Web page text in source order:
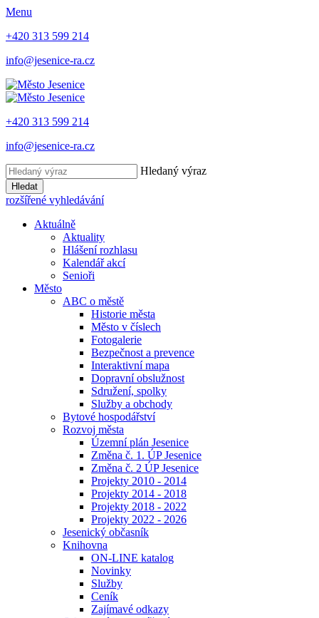
Menu
+420 313 599 214
info@jesenice-ra.cz
+420 313 599 214
info@jesenice-ra.cz
Hledaný výraz
Hledat
rozšířené vyhledávání
Aktuálně
Aktuality
Hlášení rozhlasu
Kalendář akcí
Senioři
Město
ABC o městě
Historie města
Město v číslech
Fotogalerie
Bezpečnost a prevence
Interaktivní mapa
Dopravní obslužnost
Sdružení, spolky
Služby a obchody
Bytové hospodářství
Rozvoj města
Územní plán Jesenice
Změna č. 1. ÚP Jesenice
Změna č. 2 ÚP Jesenice
Projekty 2010 - 2014
Projekty 2014 - 2018
Projekty 2018 - 2022
Projekty 2022 - 2026
Jesenický občasník
Knihovna
ON-LINE katalog
Novinky
Služby
Ceník
Zajímavé odkazy